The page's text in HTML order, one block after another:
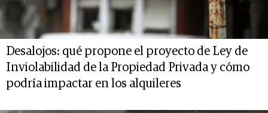
Desalojos: qué propone el proyecto de Ley de
Inviolabilidad de la Propiedad Privada y cómo
podría impactar en los alquileres